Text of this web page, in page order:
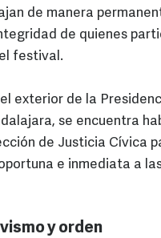
de manera
de quienes
festival.
exterior de la
se encuentra
de Justicia Cívica
e inmediata a
y orden